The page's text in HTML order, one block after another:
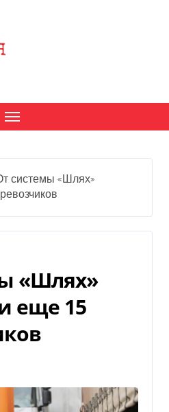
системы «Шлях»
«Шлях»
еще 15